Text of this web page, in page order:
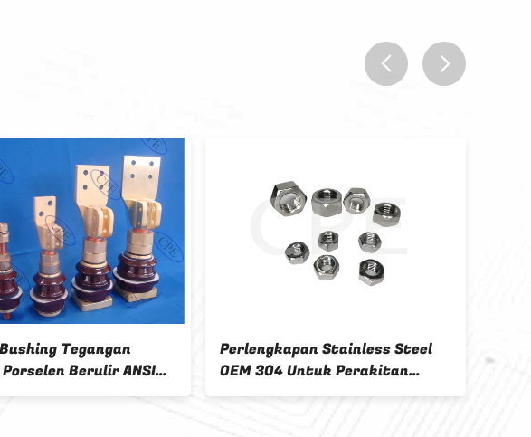
Tegangan
Berulir ANSI
Perlengkapan Stainless Steel
OEM 304 Untuk Perakitan
Bushing Transformer